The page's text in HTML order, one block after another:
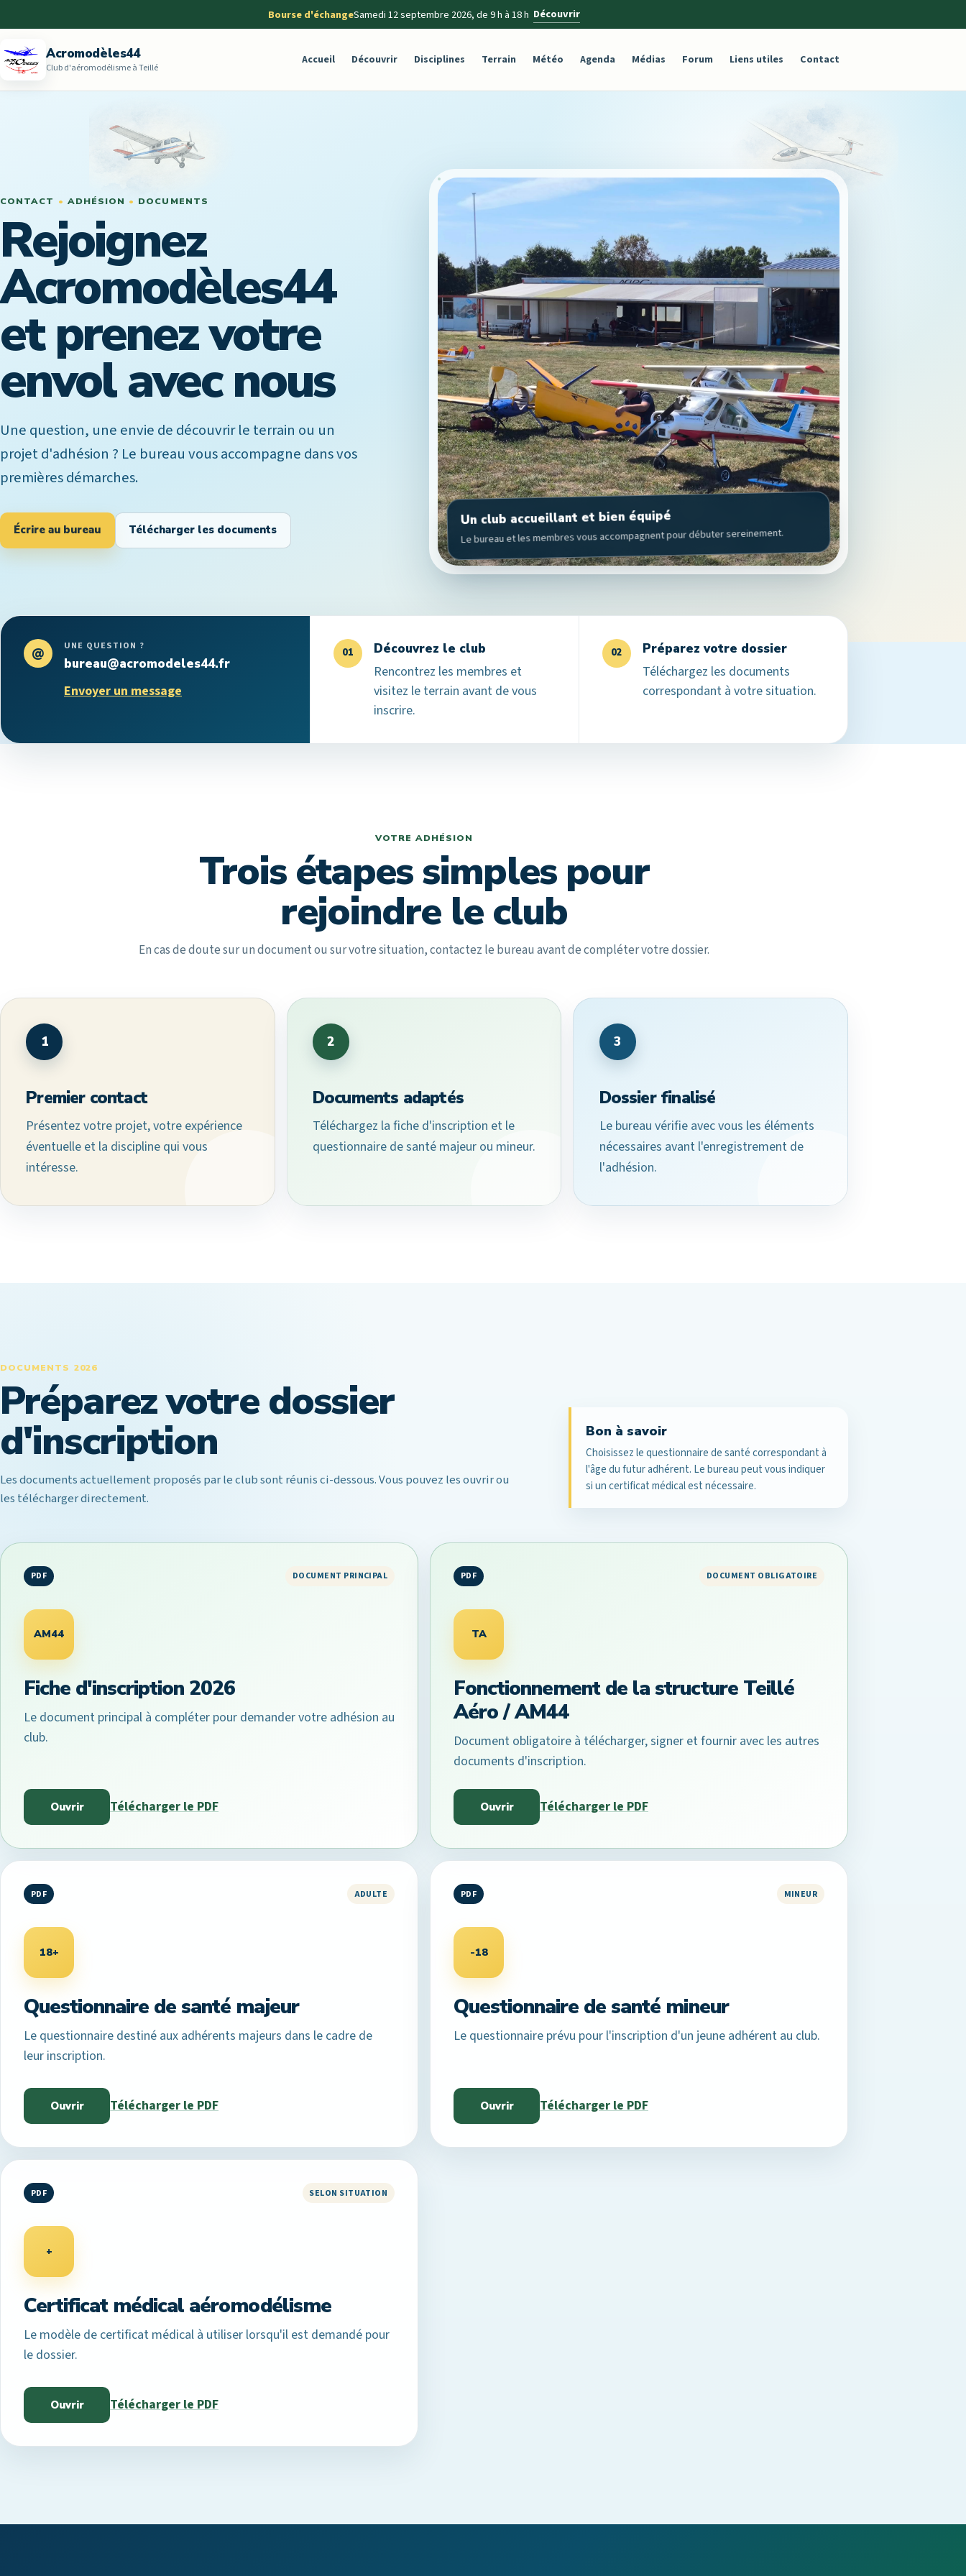
Bourse d'échangeSamedi 12 septembre 2026, de 9 h à 18 h Découvrir
Acromodèles44
Club d'aéromodélisme à Teillé
Accueil Découvrir Disciplines Terrain Météo Agenda Médias Forum Liens utiles Contact
CONTACT • ADHÉSION • DOCUMENTS
Rejoignez
Acromodèles44
et prenez votre
envol avec nous
Une question, une envie de découvrir le terrain ou un
projet d'adhésion ? Le bureau vous accompagne dans vos
premières démarches.
Écrire au bureau Télécharger les documents
Un club accueillant et bien équipé
Le bureau et les membres vous accompagnent pour débuter sereinement.
@ UNE QUESTION ?
bureau@acromodeles44.fr
Envoyer un message
01 Découvrez le club
Rencontrez les membres et
visitez le terrain avant de vous
inscrire.
02 Préparez votre dossier
Téléchargez les documents
correspondant à votre situation.
VOTRE ADHÉSION
Trois étapes simples pour
rejoindre le club
En cas de doute sur un document ou sur votre situation, contactez le bureau avant de compléter votre dossier.
1
Premier contact
Présentez votre projet, votre expérience
éventuelle et la discipline qui vous
intéresse.
2
Documents adaptés
Téléchargez la fiche d'inscription et le
questionnaire de santé majeur ou mineur.
3
Dossier finalisé
Le bureau vérifie avec vous les éléments
nécessaires avant l'enregistrement de
l'adhésion.
DOCUMENTS 2026
Préparez votre dossier
d'inscription
Les documents actuellement proposés par le club sont réunis ci-dessous. Vous pouvez les ouvrir ou
les télécharger directement.
Bon à savoir
Choisissez le questionnaire de santé correspondant à
l'âge du futur adhérent. Le bureau peut vous indiquer
si un certificat médical est nécessaire.
PDF DOCUMENT PRINCIPAL
AM44
Fiche d'inscription 2026
Le document principal à compléter pour demander votre adhésion au
club.
Ouvrir Télécharger le PDF
PDF DOCUMENT OBLIGATOIRE
TA
Fonctionnement de la structure Teillé
Aéro / AM44
Document obligatoire à télécharger, signer et fournir avec les autres
documents d'inscription.
Ouvrir Télécharger le PDF
PDF ADULTE
18+
Questionnaire de santé majeur
Le questionnaire destiné aux adhérents majeurs dans le cadre de
leur inscription.
Ouvrir Télécharger le PDF
PDF MINEUR
-18
Questionnaire de santé mineur
Le questionnaire prévu pour l'inscription d'un jeune adhérent au club.
Ouvrir Télécharger le PDF
PDF SELON SITUATION
+
Certificat médical aéromodélisme
Le modèle de certificat médical à utiliser lorsqu'il est demandé pour
le dossier.
Ouvrir Télécharger le PDF